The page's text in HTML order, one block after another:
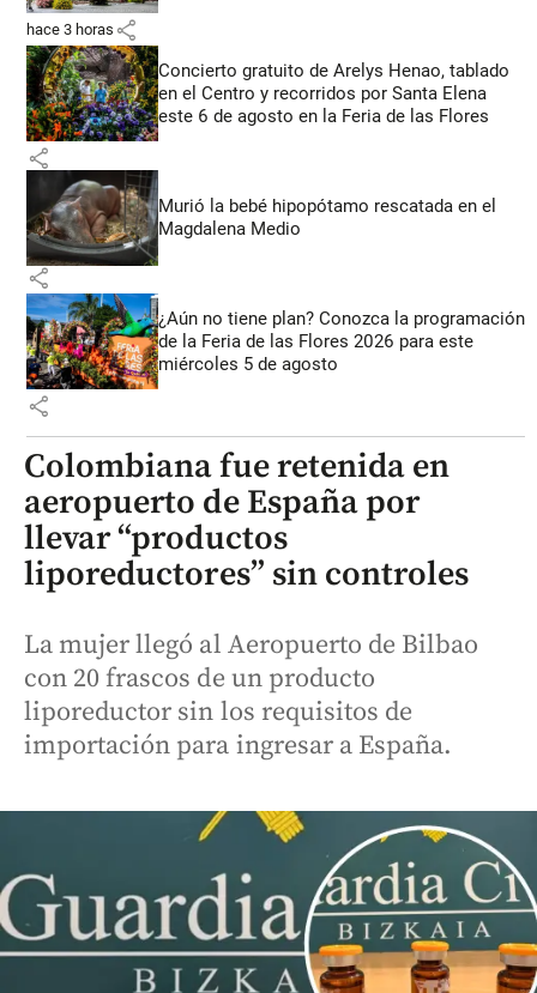
hace 3 horas share
Concierto gratuito de Arelys Henao, tablado
en el Centro y recorridos por Santa Elena
este 6 de agosto en la Feria de las Flores
share
Murió la bebé hipopótamo rescatada en el
Magdalena Medio
share
¿Aún no tiene plan? Conozca la programación
de la Feria de las Flores 2026 para este
miércoles 5 de agosto
share
Colombiana fue retenida en
aeropuerto de España por
llevar “productos
liporeductores” sin controles
La mujer llegó al Aeropuerto de Bilbao
con 20 frascos de un producto
liporeductor sin los requisitos de
importación para ingresar a España.